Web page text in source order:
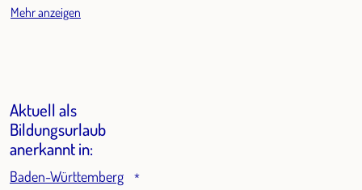
Mehr anzeigen
Aktuell als
Bildungsurlaub
anerkannt in:
Baden-Württemberg *